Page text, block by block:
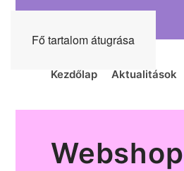
Fő tartalom átugrása
Kezdőlap Aktualitások
Webshop